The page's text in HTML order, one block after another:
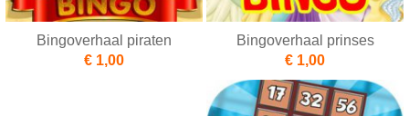
Bingoverhaal piraten
€ 1,00
Bingoverhaal prinses
€ 1,00